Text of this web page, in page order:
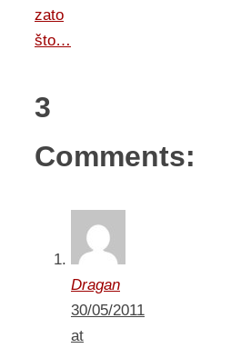
zato
što…
3
Comments:
Dragan
30/05/2011
at